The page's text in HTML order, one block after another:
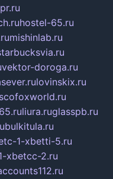
hostel-65.ru
mishinlab.ru
vektor-doroga.ru
lovinskix.ru
liura.ruglasspb.ru
bulkitula.ru
1-xbetti-5.ru
xbetcc-2.ru